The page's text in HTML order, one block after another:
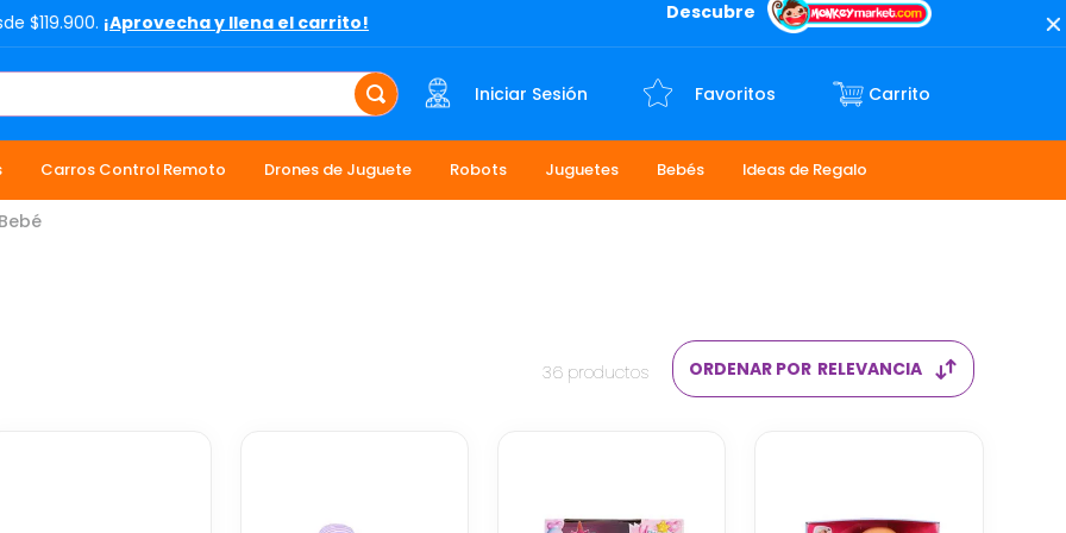
$119.900. ¡Aprovecha y llena el carrito! Descubre
Iniciar Sesión Favoritos
Carros Control Remoto Drones de Juguete Robots Juguetes Bebés Ideas de Regalo
36 productos ORDENAR POR RELEVANCIA